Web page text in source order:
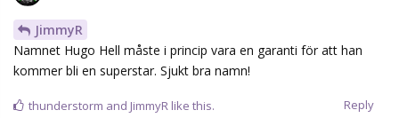
JimmyR
Namnet Hugo Hell måste i princip vara en garanti för att han
kommer bli en superstar. Sjukt bra namn!
Reply
thunderstorm and JimmyR like this.